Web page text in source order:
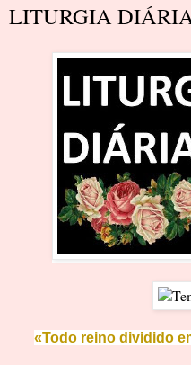
LITURGIA
«Todo reino dividido